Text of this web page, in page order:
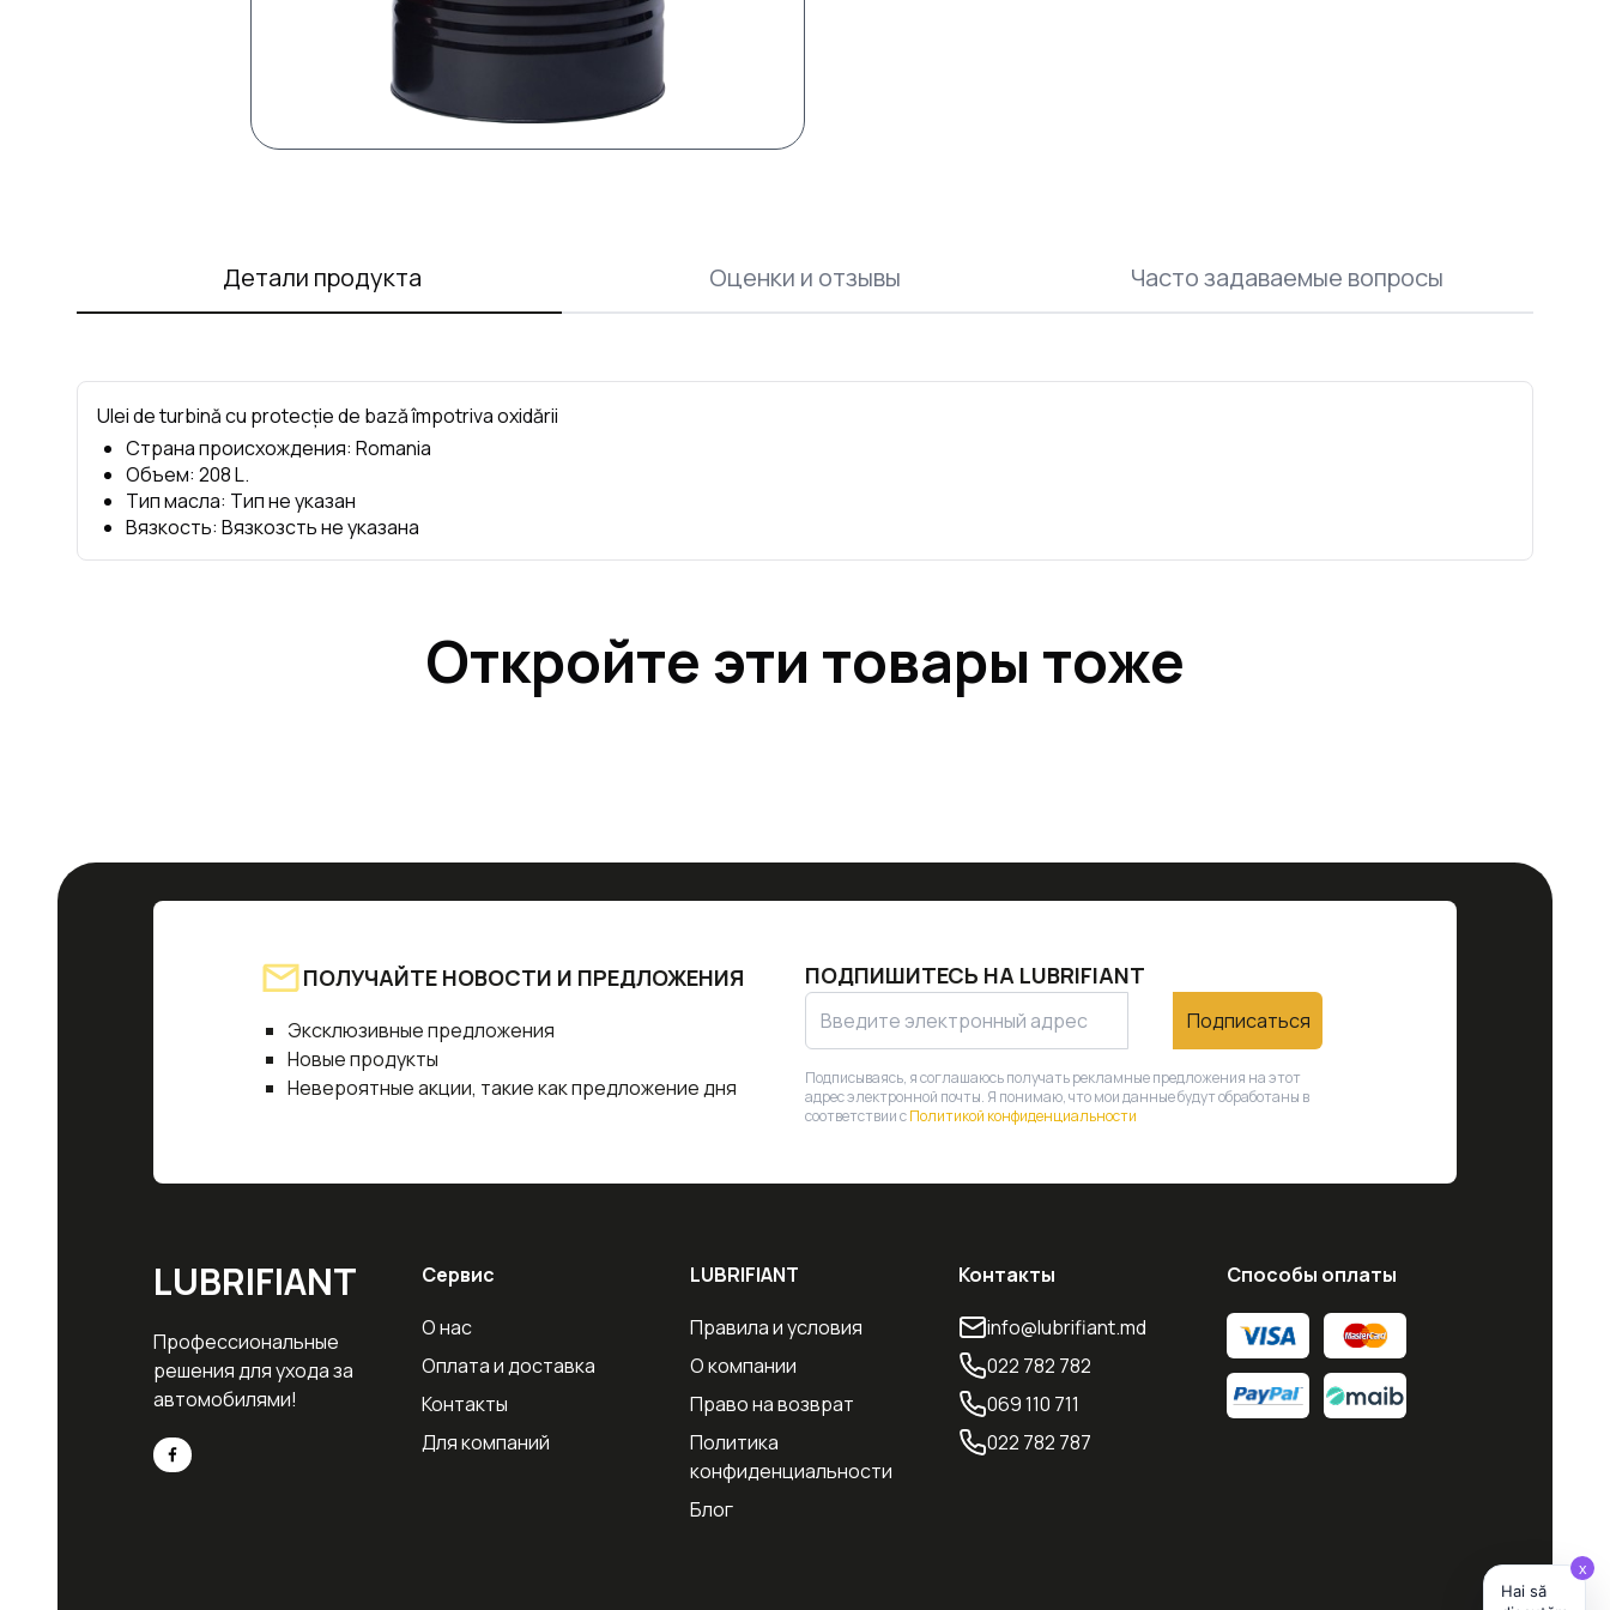
Детали продукта Оценки и отзывы Часто задаваемые вопросы
Ulei de turbină cu protecție de bază împotriva oxidării
Страна происхождения: Romania
Объем: 208L.
Тип масла: Тип не указан
Вязкость: Вязкозсть не указана
Откройте эти товары тоже
ПОЛУЧАЙТЕ НОВОСТИ И ПРЕДЛОЖЕНИЯ
Эксклюзивные предложения
Новые продукты
Невероятные акции, такие как предложение дня
ПОДПИШИТЕСЬ НА LUBRIFIANT
Подписаться
Подписываясь, я соглашаюсь получать рекламные предложения на этот
адрес электронной почты. Я понимаю, что мои данные будут обработаны в
соответствии сПолитикой конфиденциальности
LUBRIFIANT
Профессиональные
решения для ухода за
автомобилями!
Сервис
О нас
Оплата и доставка
Контакты
Для компаний
LUBRIFIANT
Правила и условия
О компании
Право на возврат
Политика
конфиденциальности
Блог
Контакты
info@lubrifiant.md
022 782 782
069 110 711
022 782 787
Способы оплаты